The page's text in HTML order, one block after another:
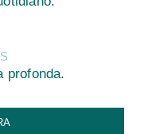
profonda.